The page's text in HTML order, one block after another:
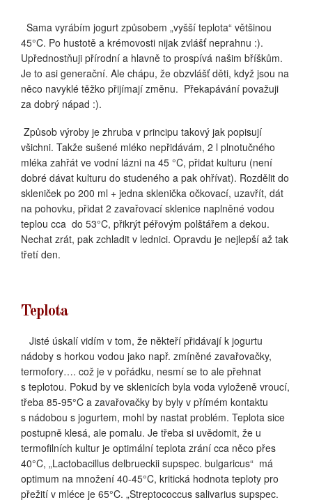
Sama vyrábím jogurt způsobem „vyšší teplota“ většinou
45°C. Po hustotě a krémovosti nijak zvlášť neprahnu :).
Upřednostňuji přírodní a hlavně to prospívá našim bříškům.
Je to asi generační. Ale chápu, že obzvlášť děti, když jsou na
něco navyklé těžko přijímají změnu. Překapávání považuji
za dobrý nápad :).
Způsob výroby je zhruba v principu takový jak popisují
všichni. Takže sušené mléko nepřidávám, 2 l plnotučného
mléka zahřát ve vodní lázni na 45 °C, přidat kulturu (není
dobré dávat kulturu do studeného a pak ohřívat). Rozdělit do
skleniček po 200 ml + jedna sklenička očkovací, uzavřít, dát
na pohovku, přidat 2 zavařovací sklenice naplněné vodou
teplou cca do 53°C, přikrýt péřovým polštářem a dekou.
Nechat zrát, pak zchladit v lednici. Opravdu je nejlepší až tak
třetí den.
Teplota
Jisté úskalí vidím v tom, že někteří přidávají k jogurtu
nádoby s horkou vodou jako např. zmíněné zavařovačky,
termofory…. což je v pořádku, nesmí se to ale přehnat
s teplotou. Pokud by ve sklenicích byla voda vyloženě vroucí,
třeba 85-95°C a zavařovačky by byly v přímém kontaktu
s nádobou s jogurtem, mohl by nastat problém. Teplota sice
postupně klesá, ale pomalu. Je třeba si uvědomit, že u
termofilních kultur je optimální teplota zrání cca něco přes
40°C, „Lactobacillus delbrueckii supspec. bulgaricus“ má
optimum na množení 40-45°C, kritická hodnota teploty pro
přežití v mléce je 65°C. „Streptococcus salivarius supspec.